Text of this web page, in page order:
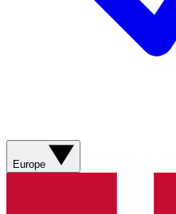
Europe